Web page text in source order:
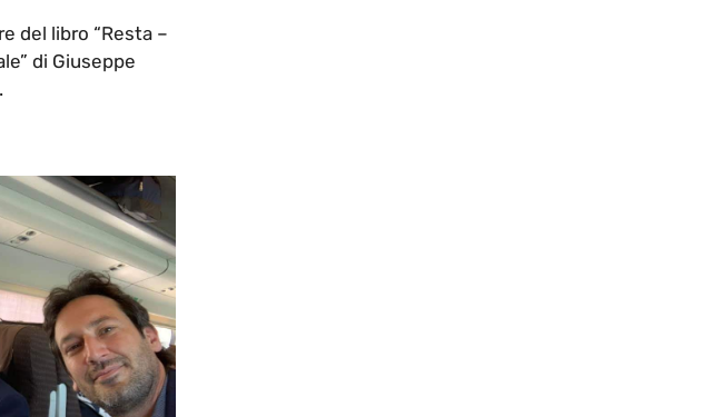
del libro “Resta –
di Giuseppe